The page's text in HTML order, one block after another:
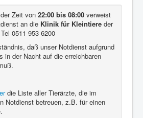
Zeit von 22:00 bis 08:00 verweist
an die Klinik für Kleintiere der
Tel 0511 953 6200
daß unser Notdienst aufgrund
in der Nacht auf die erreichbaren
die Liste aller Tierärzte, die im
Notdienst betreuen, z.B. für einen